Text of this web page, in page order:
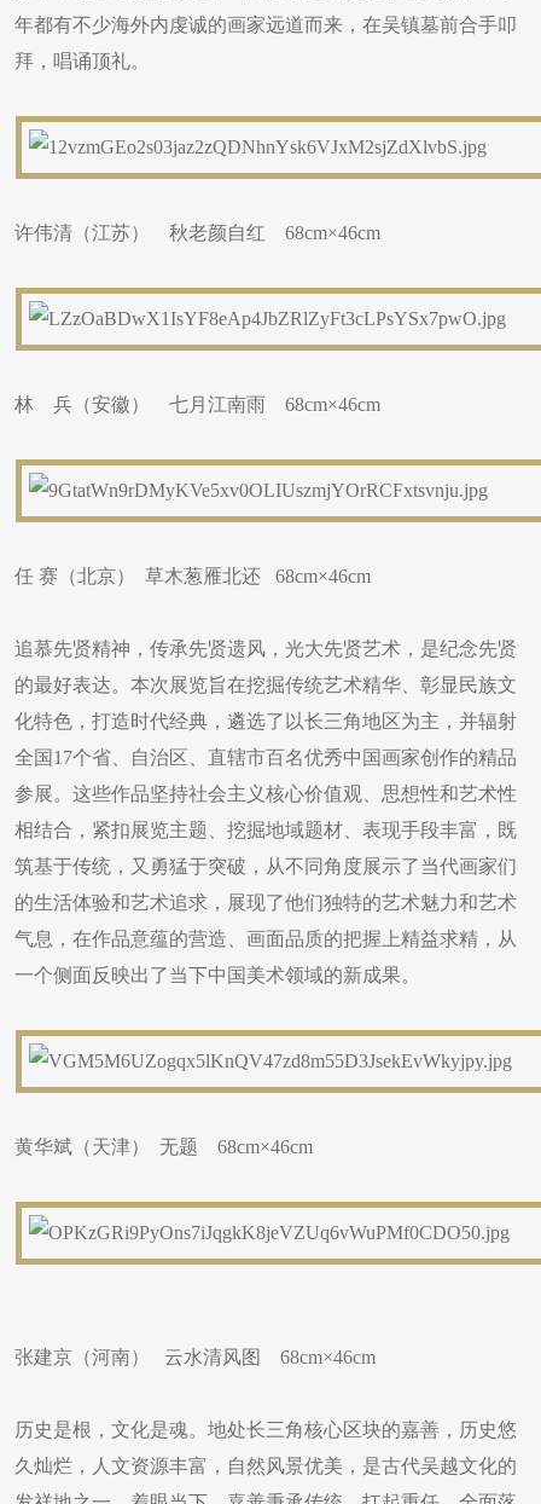
年都有不少海外内虔诚的画家远道而来，在吴镇墓前合手叩
拜，唱诵顶礼。
许伟清（江苏） 秋老颜自红 68cm×46cm
林 兵（安徽） 七月江南雨 68cm×46cm
任 赛（北京） 草木葱雁北还 68cm×46cm
追慕先贤精神，传承先贤遗风，光大先贤艺术，是纪念先贤
的最好表达。本次展览旨在挖掘传统艺术精华、彰显民族文
化特色，打造时代经典，遴选了以长三角地区为主，并辐射
全国17个省、自治区、直辖市百名优秀中国画家创作的精品
参展。这些作品坚持社会主义核心价值观、思想性和艺术性
相结合，紧扣展览主题、挖掘地域题材、表现手段丰富，既
筑基于传统，又勇猛于突破，从不同角度展示了当代画家们
的生活体验和艺术追求，展现了他们独特的艺术魅力和艺术
气息，在作品意蕴的营造、画面品质的把握上精益求精，从
一个侧面反映出了当下中国美术领域的新成果。
黄华斌（天津） 无题 68cm×46cm
张建京（河南） 云水清风图 68cm×46cm
历史是根，文化是魂。地处长三角核心区块的嘉善，历史悠
久灿烂，人文资源丰富，自然风景优美，是古代吴越文化的